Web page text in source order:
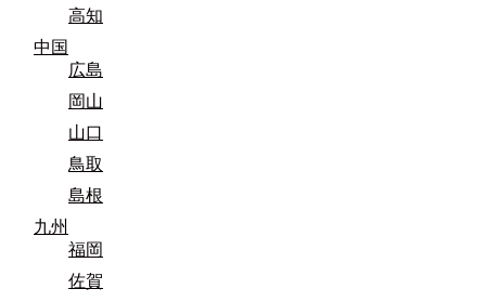
高知
中国
広島
岡山
山口
鳥取
島根
九州
福岡
佐賀